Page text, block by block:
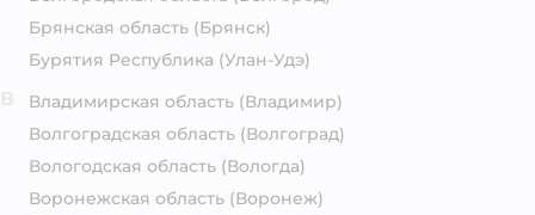
Брянская область (Брянск)
Бурятия Республика (Улан-Удэ)
Владимирская область (Владимир)
Волгоградская область (Волгоград)
Вологодская область (Вологда)
Воронежская область (Воронеж)